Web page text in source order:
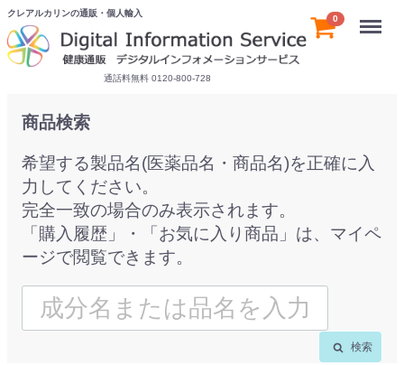
クレアルカリンの通販・個人輸入
通話料無料 0120-800-728
0 Menu
商品検索
希望する製品名(医薬品名・商品名)を正確に入
力してください。
完全一致の場合のみ表示されます。
「購入履歴」・「お気に入り商品」は、マイペ
ージで閲覧できます。
検索